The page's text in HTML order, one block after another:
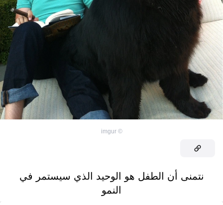
©
imgur
نتمنى أن الطفل هو الوحيد الذي سيستمر في
النمو